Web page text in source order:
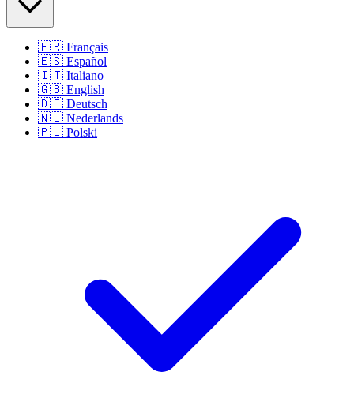
🇫🇷 Français
🇪🇸 Español
🇮🇹 Italiano
🇬🇧 English
🇩🇪 Deutsch
🇳🇱 Nederlands
🇵🇱 Polski